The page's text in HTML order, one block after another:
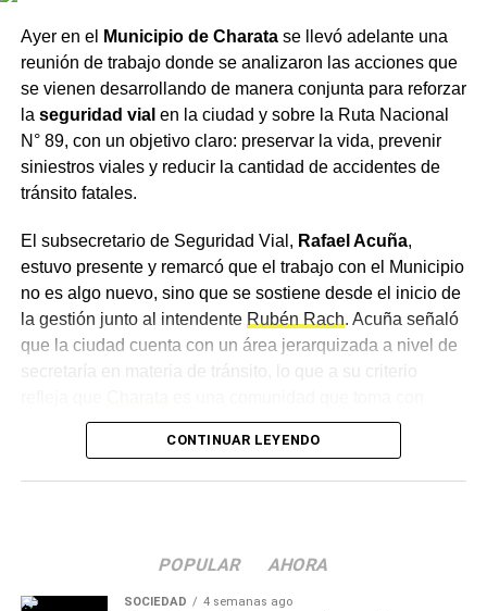
áreas
Del encuentro participaron, además, el intendente de
Charata,Rubén Rach; elsubsecretario de Seguridad
Vial, Rafael Acuña; la jueza de Faltas Municipal, Gimena
Vázquez; el director de Zona Interior Charata, Antonio
Rudaz; el secretario de Tránsito, Carlos Aoad; el jefe del
Caminera, Mario Sosa, y el presidente del Concejo
Municipal, Alejandro Barcala.
Másnoticias de CharataenCharataChaco.Net.
Ayer en el Municipio de Charatase llevó adelante una
reunión de trabajo donde se analizaron las acciones que
se vienen desarrollando de manera conjunta para reforzar
la seguridad vial en la ciudad y sobre la Ruta Nacional
N° 89, con un objetivo claro: preservar la vida, prevenir
siniestros viales y reducir la cantidad de accidentes de
tránsito fatales.
El subsecretario de Seguridad Vial, Rafael Acuña,
estuvo presente y remarcó que el trabajo con el Municipio
no es algo nuevo, sino que se sostiene desde el inicio de
la gestión junto al intendente Rubén Rach. Acuña señaló
que la ciudad cuenta con un área jerarquizada a nivel de
secretaría en materia de tránsito, lo que a su criterio
importancia la movilidad, un concepto que consideró más
amplio que el de la seguridad vial, ya que atraviesa el día
distintos organismos
CONTINUAR LEYENDO
POPULAR AHORA
SOCIEDAD 4 semanas ago